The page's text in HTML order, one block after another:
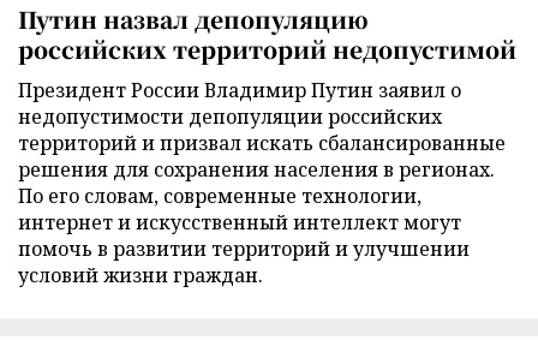
Путин назвал депопуляцию
российских территорий недопустимой
Президент России Владимир Путин заявил о
недопустимости депопуляции российских
территорий и призвал искать сбалансированные
решения для сохранения населения в регионах.
По его словам, современные технологии,
интернет и искусственный интеллект могут
помочь в развитии территорий и улучшении
условий жизни граждан.